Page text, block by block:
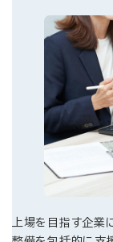
上場を目指す企業